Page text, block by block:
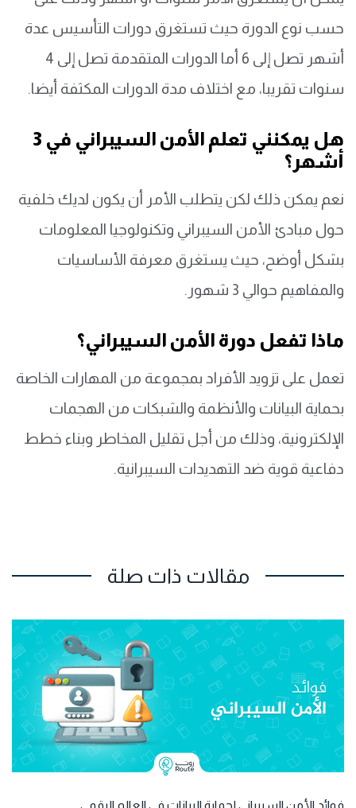
حسب نوع الدورة حيث تستغرق دورات التأسيس عدة
أشهر تصل إلى 6 أما الدورات المتقدمة تصل إلى 4
سنوات تقريبا، مع اختلاف مدة الدورات المكثفة أيضا.
هل يمكنني تعلم الأمن السيبراني في 3
أشهر؟
نعم يمكن ذلك لكن يتطلب الأمر أن يكون لديك خلفية
حول مبادئ الأمن السيبراني وتكنولوجيا المعلومات
بشكل أوضح، حيث يستغرق معرفة الأساسيات
والمفاهيم حوالي 3 شهور.
ماذا تفعل دورة الأمن السيبراني؟
تعمل على تزويد الأفراد بمجموعة من المهارات الخاصة
بحماية البيانات والأنظمة والشبكات من الهجمات
الإلكترونية، وذلك من أجل تقليل المخاطر وبناء خطط
دفاعية قوية ضد التهديدات السيبرانية.
مقالات ذات صلة
فوائد الأمن السيبراني لحماية البيانات في العالم الرقمي